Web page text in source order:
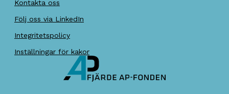
Kontakta oss
Följ oss via LinkedIn
Integritetspolicy
Inställningar för kakor